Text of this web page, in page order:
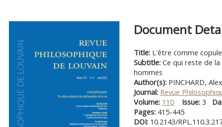
Document
Title: L'être comme copule
Subtitle: Ce qui reste de
hommes
Author(s): PINCHARD,
Journal: Revue
Volume: 110 Issue: 3
Pages: 415-445
DOI: 10.2143/